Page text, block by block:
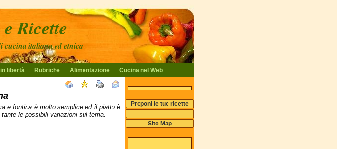
e fontina è molto semplice ed il piatto è
le possibili variazioni sul tema.
Ricette
cucina italiana ed etnica
libertà Rubriche Alimentazione Cucina nel Web
Proponi le tue ricette
Site Map